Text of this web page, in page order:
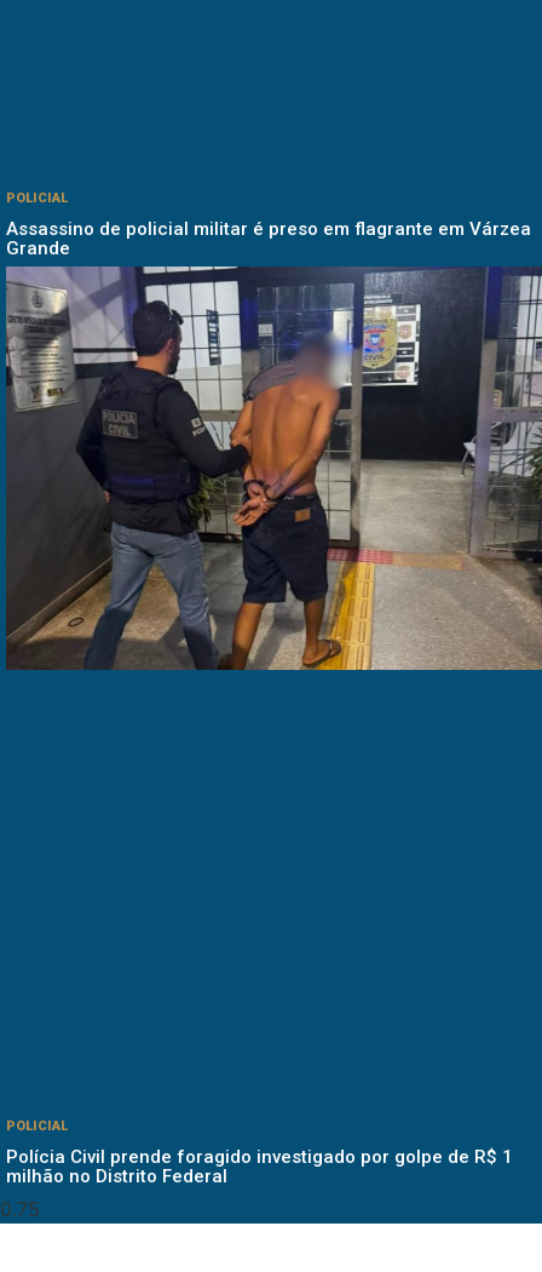
POLICIAL
Assassino de policial militar é preso em flagrante em Várzea
Grande
POLICIAL
Polícia Civil prende foragido investigado por golpe de R$ 1
milhão no Distrito Federal